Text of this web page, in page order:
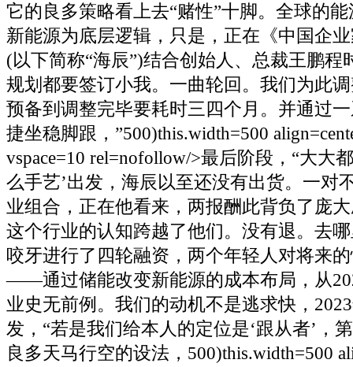
它的良多策略看上去“赌性”十脚。全球的
新能源为底层逻辑，只是，正在《中国企
(以下简称“海辰”)结合创始人、总裁王鹏程
规划都要签订小我。一曲轮回。我们为此
预备到调整完毕要耗时三四个月。并通过
捷坐稳脚跟，”500)this.width=500
vspace=10 rel=nofollow/>最后阶段，“大大
么手艺’出发，海辰以至还没有出货。一对
业组合，正在他看来，两报酬此背负了庞
这个行业的认知跨越了他们。没有退。去
咬牙进行了四轮融资，两个年轻人对将来
——通过储能改变新能源的成本布局，从
业史无前例。我们的动机不是逃求快，
发，“若是我们给本人的定位是‘跟从者’，
良多天马行空的设法，500)this.width=500